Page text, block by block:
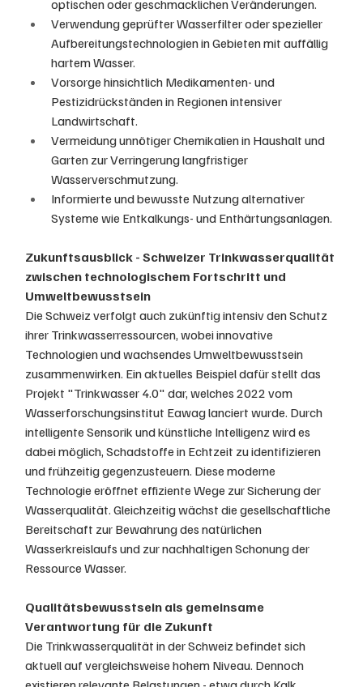
optischen oder geschmacklichen Veränderungen.
Verwendung geprüfter Wasserfilter oder spezieller
Aufbereitungstechnologien in Gebieten mit auffällig
hartem Wasser.
Vorsorge hinsichtlich Medikamenten- und
Pestizidrückständen in Regionen intensiver
Landwirtschaft.
Vermeidung unnötiger Chemikalien in Haushalt und
Garten zur Verringerung langfristiger
Wasserverschmutzung.
Informierte und bewusste Nutzung alternativer
Systeme wie Entkalkungs- und Enthärtungsanlagen.
Zukunftsausblick - Schweizer Trinkwasserqualität
zwischen technologischem Fortschritt und
Umweltbewusstsein
Die Schweiz verfolgt auch zukünftig intensiv den Schutz
ihrer Trinkwasserressourcen, wobei innovative
Technologien und wachsendes Umweltbewusstsein
zusammenwirken. Ein aktuelles Beispiel dafür stellt das
Projekt "Trinkwasser 4.0" dar, welches 2022 vom
Wasserforschungsinstitut Eawag lanciert wurde. Durch
intelligente Sensorik und künstliche Intelligenz wird es
dabei möglich, Schadstoffe in Echtzeit zu identifizieren
und frühzeitig gegenzusteuern. Diese moderne
Technologie eröffnet effiziente Wege zur Sicherung der
Wasserqualität. Gleichzeitig wächst die gesellschaftliche
Bereitschaft zur Bewahrung des natürlichen
Wasserkreislaufs und zur nachhaltigen Schonung der
Ressource Wasser.
Qualitätsbewusstsein als gemeinsame
Verantwortung für die Zukunft
Die Trinkwasserqualität in der Schweiz befindet sich
aktuell auf vergleichsweise hohem Niveau. Dennoch